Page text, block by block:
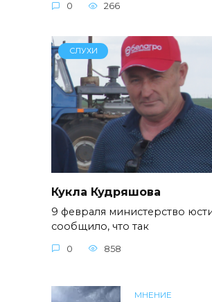
0 266
СЛУХИ
Кукла Кудряшова
9 февраля министерство
сообщило, что так
0 858
МНЕНИЕ